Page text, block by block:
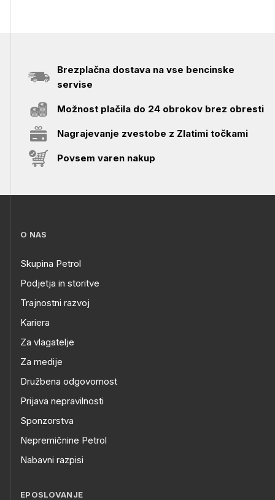
Brezplačna dostava na vse bencinske
servise
Možnost plačila do 24 obrokov brez obresti
Nagrajevanje zvestobe z Zlatimi točkami
Povsem varen nakup
O NAS
Skupina Petrol
Podjetja in storitve
Trajnostni razvoj
Kariera
Za vlagatelje
Za medije
Družbena odgovornost
Prijava nepravilnosti
Sponzorstva
Nepremičnine Petrol
Nabavni razpisi
EPOSLOVANJE